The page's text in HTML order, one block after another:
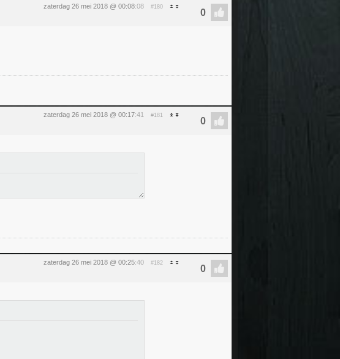
zaterdag 26 mei 2018 @ 00:08:08 #180
zaterdag 26 mei 2018 @ 00:17:41 #181
zaterdag 26 mei 2018 @ 00:25:40 #182